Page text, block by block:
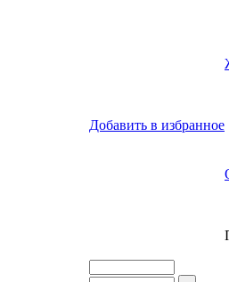
Добавить в избранное